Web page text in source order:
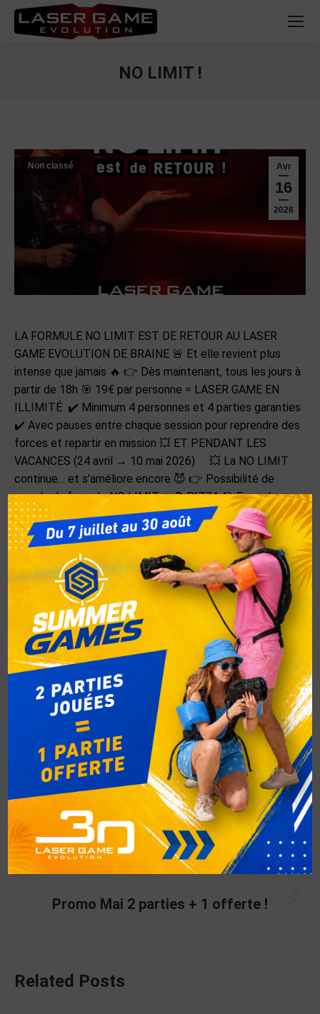
NO LIMIT !
Avr
16
2026
Non classé
LA FORMULE NO LIMIT EST DE RETOUR AU LASER
GAME EVOLUTION DE BRAINE 🚨 Et elle revient plus
intense que jamais 🔥 👉 Dès maintenant, tous les jours à
partir de 18h 🎯 19€ par personne = LASER GAME EN
ILLIMITÉ ✔️ Minimum 4 personnes et 4 parties garanties
✔️ Avec pauses entre chaque session pour reprendre des
forces et repartir en mission 💥 ET PENDANT LES
VACANCES (24 avril → 10 mai 2026) 💥 La NO LIMIT
continue… et s’améliore encore 😈 👉 Possibilité de
prendre la formule NO LIMIT + 🍕 PIZZA 🎯 Formule
exceptionnelle à 29€ / personne 👉 Le moment parfait
pour venir entre amis, en famille ou entre collègues 🔥
Catégorie : Non classé Parrespbel
16 avril 2026
Laisser un commentaire
Auteur : respbel
PRÉCÉDENT
C’EST AUSSI NOËL CHEZ LASER GAME
EVOLUTION
Promo Mai 2 parties + 1 offerte !
Related Posts